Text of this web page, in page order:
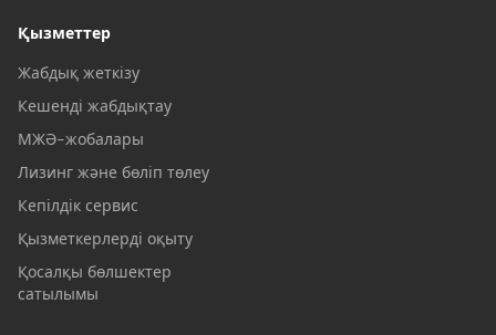
Қызметтер
Жабдық жеткізу
Кешенді жабдықтау
МЖӘ-жобалары
Лизинг және бөліп төлеу
Кепілдік сервис
Қызметкерлерді оқыту
Қосалқы бөлшектер
сатылымы